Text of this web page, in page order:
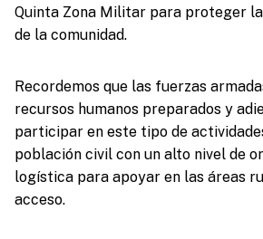
Quinta Zona Militar para proteger
de la comunidad.
Recordemos que las fuerzas
recursos humanos preparados y
participar en este tipo de
población civil con un alto nivel de
logística para apoyar en las áreas
acceso.